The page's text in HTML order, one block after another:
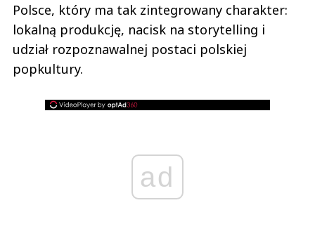
Polsce, który ma tak zintegrowany charakter:
lokalną produkcję, nacisk na storytelling i
udział rozpoznawalnej postaci polskiej
popkultury.
ad